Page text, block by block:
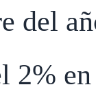
del
2%